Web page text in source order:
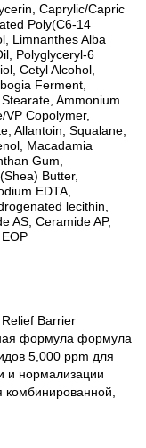
Caprylic/Capric
Poly(C6-14
Limnanthes Alba
Polyglyceryl-6
Cetyl Alcohol,
Ferment,
Ammonium
Copolymer,
Allantoin, Squalane,
Macadamia
Gum,
Butter,
EDTA,
lecithin,
AS, Ceramide AP,
Barrier
формула формула
5,000 ppm для
и нормализации
комбинированной,